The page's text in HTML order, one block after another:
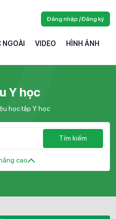
VIDEO HÌNH ẢNH
Đăng nhập / Đăng ký
Y học
học tập Y học
Tìm kiếm
cao